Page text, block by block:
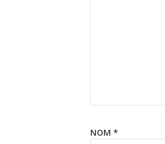
NOM *